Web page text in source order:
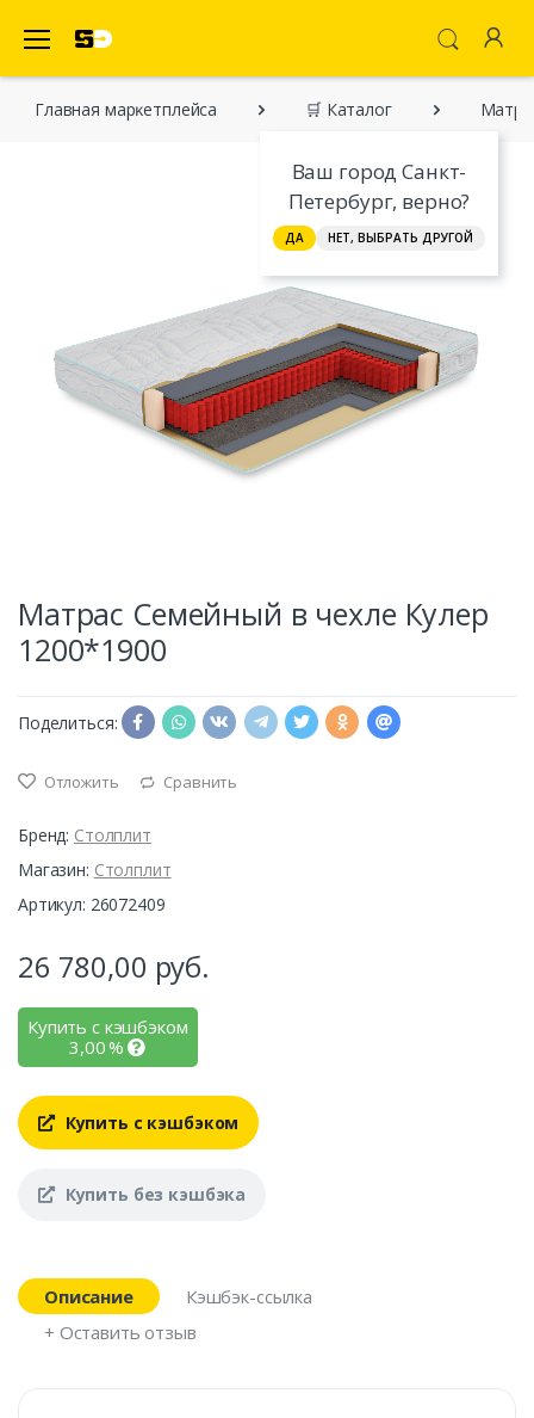
Ваш город Санкт-
Петербург, верно?
ДА НЕТ, ВЫБРАТЬ ДРУГОЙ
Главная марĸетплейса 🛒 Каталог
Матрас Семейный в чехле Кулер
1200*1900
Поделиться:
Отложить Сравнить
Бренд: Столплит
Магазин: Столплит
Артикул: 26072409
26 780,00 руб.
Купить с кэшбэком
3,00%
Купить с кэшбэком
Купить без кэшбэка
Описание
Кэшбэк-ссылка
+ Оставить отзыв